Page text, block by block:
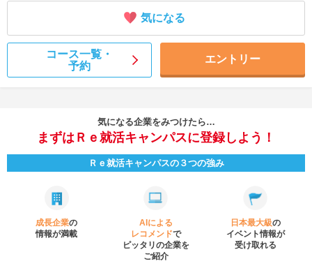
気になる
コース一覧・
予約
エントリー
気になる企業をみつけたら…
まずはＲｅ就活キャンパスに登録しよう！
Ｒｅ就活キャンパスの３つの強み
成長企業の
情報が満載
AIによる
レコメンドで
ピッタリの企業を
ご紹介
日本最大級の
イベント情報が
受け取れる